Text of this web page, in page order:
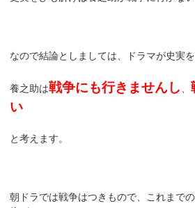
なので結論としましては、ドラマが史実を
養之助は戦争にも行きませんし、
い
と考えます。
朝ドラでは戦争はつきもので、これまで